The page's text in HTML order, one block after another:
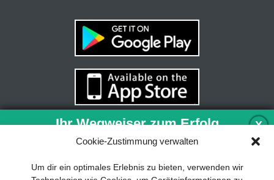
Cookie-Zustimmung verwalten
Um dir ein optimales Erlebnis zu bieten, verwenden wir
X
Ihr Wegweiser zum Erfolg
nachhaltigen Geschäftsmodells sind für